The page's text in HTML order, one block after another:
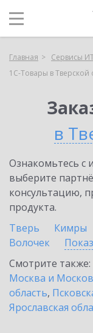
Главная Сервисы
1С-Товары в Тверской
в
Ознакомьтесь
выберите
консультацию,
продукта.
Тверь
Кимры
Волочек
Смотрите также:
Москва и
область,
Ярославская